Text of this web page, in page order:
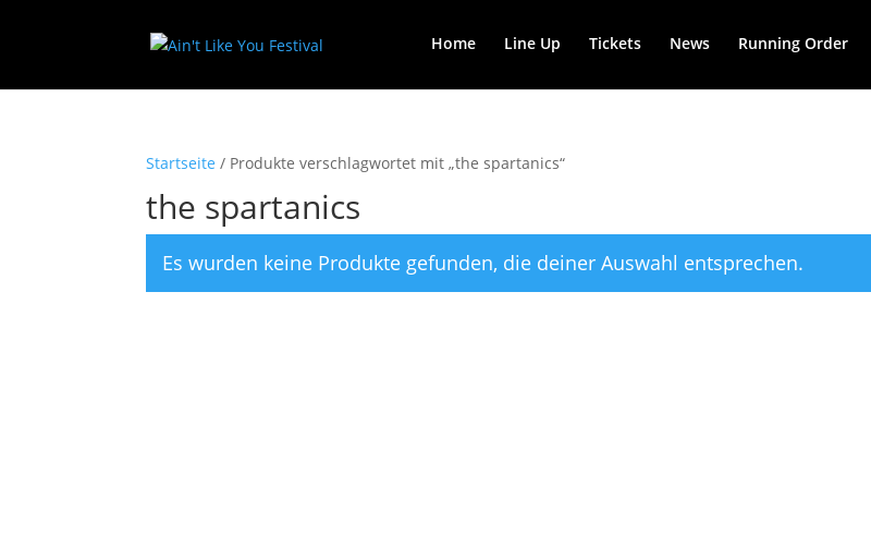
Home Line Up Tickets News Running Order
Startseite / Produkte verschlagwortet mit „the spartanics“
the spartanics
Es wurden keine Produkte gefunden, die deiner Auswahl entsprechen.